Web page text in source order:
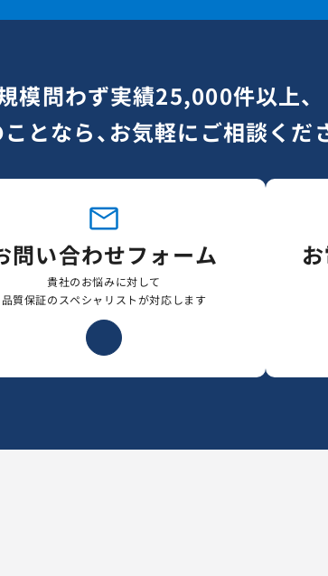
模問わず実績25,000件以上、
となら、お気軽にご相談くだ
問い合わせフォーム
貴社のお悩みに対して
品質保証のスペシャリストが対応します